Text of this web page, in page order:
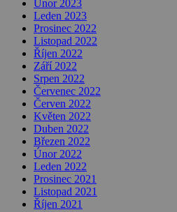
Únor 2023
Leden 2023
Prosinec 2022
Listopad 2022
Říjen 2022
Září 2022
Srpen 2022
Červenec 2022
Červen 2022
Květen 2022
Duben 2022
Březen 2022
Únor 2022
Leden 2022
Prosinec 2021
Listopad 2021
Říjen 2021